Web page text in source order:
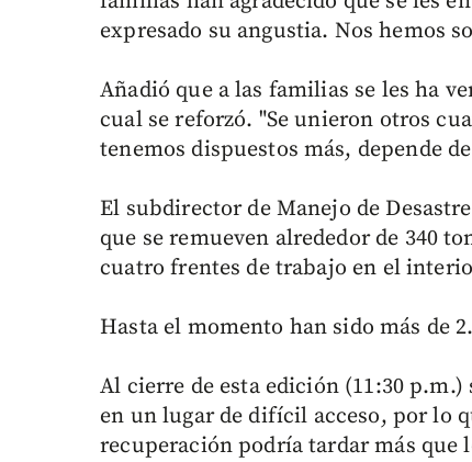
expresado su angustia. Nos hemos
Añadió que a las familias se les ha
cual se reforzó. "Se unieron otros
tenemos dispuestos más, depende
El subdirector de Manejo de
que se remueven alrededor de 340
cuatro frentes de trabajo en el
Hasta el momento han sido más de
Al cierre de esta edición (11:30
en un lugar de difícil acceso, por lo
recuperación podría tardar más que